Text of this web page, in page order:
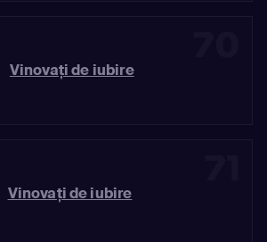
Vinovaţi de iubire
Vinovaţi de iubire